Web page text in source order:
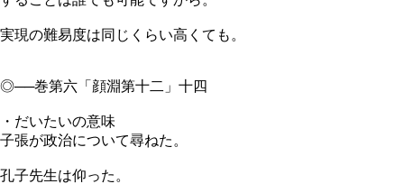
実現の難易度は同じくらい高くても。
◎──巻第六「顔淵第十二」十四
・だいたいの意味
子張が政治について尋ねた。
孔子先生は仰った。